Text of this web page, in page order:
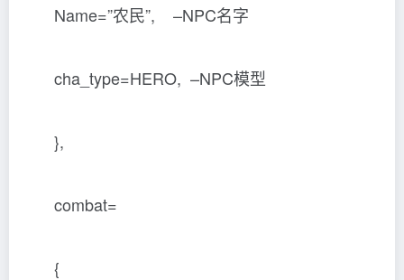
Name=”农民”, –NPC名字
cha_type=HERO, –NPC模型
},
combat=
{